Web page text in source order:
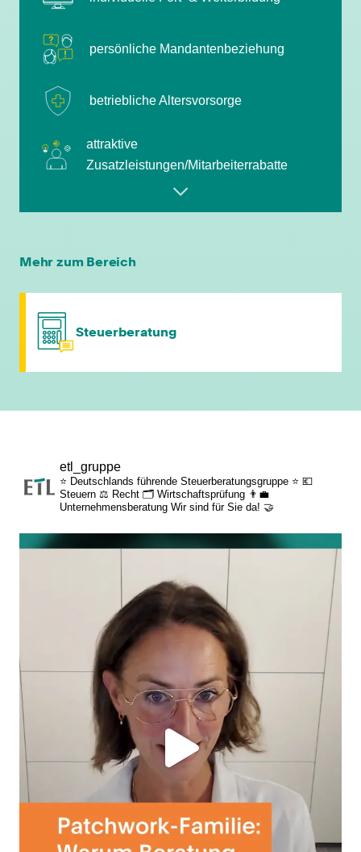
persönliche Mandantenbeziehung
betriebliche Altersvorsorge
attraktive
Zusatzleistungen/Mitarbeiterrabatte
flexible Arbeitszeiten
betriebliche Altersvorsorge
Zusatzleistungen/Mitarbeiterrabatte
Mehr zum Bereich
Steuerberatung
etl_gruppe
⭐ Deutschlands führende Steuerberatungsgruppe ⭐ 💶
Steuern ⚖️ Recht 🗂️ Wirtschaftsprüfung 👨‍💼
Unternehmensberatung Wir sind für Sie da! 🤝